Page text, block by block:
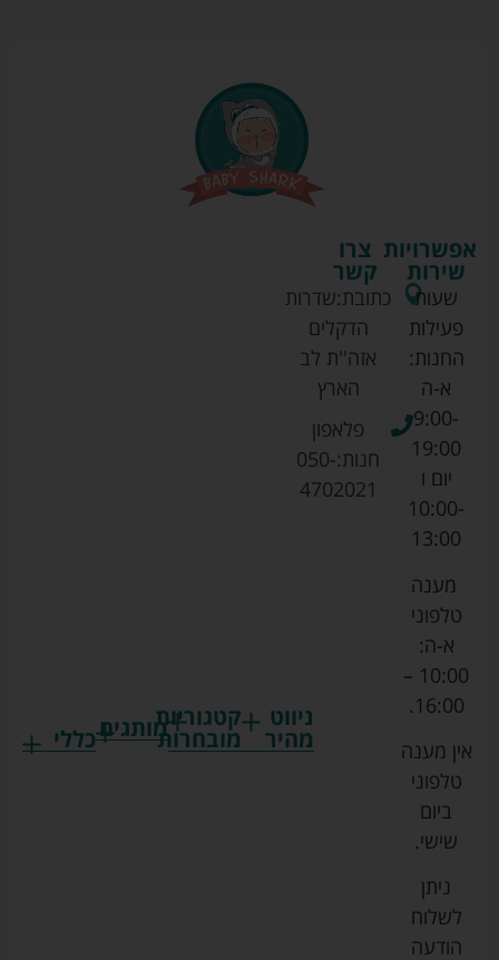
ניווט
מהיר
קטגוריות
מובחרותמותגים
גרקו
כללי
צרו
קשר
כתובת:שדרות
הדקלים
אזה''ת לב
הארץ
פלאפון
חנות:050-
4702021
אפשרויות
שירות
שעות
פעילות
החנות:
א-ה
9:00-
19:00
יום ו
10:00-
13:00
מענה
טלפוני
א-ה:
10:00 –
16:00.
אין מענה
טלפוני
ביום
שישי.
ניתן
לשלוח
הודעה